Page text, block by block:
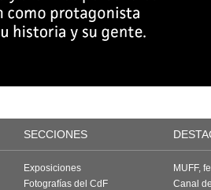
SECCIONES
Exposiciones
Fotografías del CdF
MUFF,
Canal